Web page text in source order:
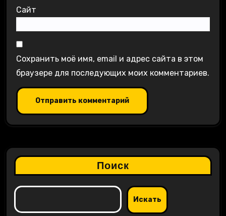
Сайт
Сохранить моё имя, email и адрес сайта в этом
браузере для последующих моих комментариев.
Поиск
Искать